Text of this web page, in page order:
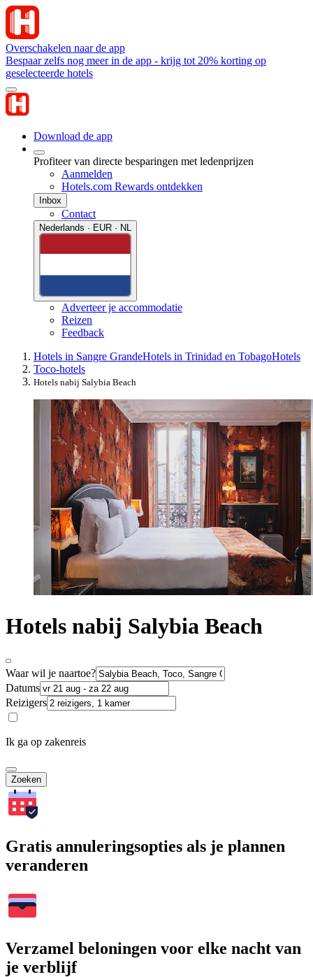
Overschakelen naar de app
Bespaar zelfs nog meer in de app - krijg tot 20% korting op
geselecteerde hotels
Download de app
Profiteer van directe besparingen met ledenprijzen
Aanmelden
Hotels.com Rewards ontdekken
Inbox
Contact
Nederlands · EUR · NL
Adverteer je accommodatie
Reizen
Feedback
Hotels in Sangre GrandeHotels in Trinidad en TobagoHotels
Toco-hotels
Hotels nabij Salybia Beach
Hotels nabij Salybia Beach
Waar wil je naartoe?
Datums
Reizigers
Ik ga op zakenreis
Zoeken
Gratis annuleringsopties als je plannen
veranderen
Verzamel beloningen voor elke nacht van
je verblijf